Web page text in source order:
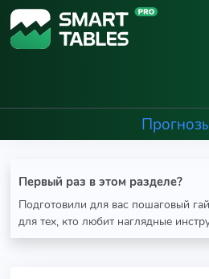
Первый раз в этом разделе?
Подготовили для вас пошаговый
для тех, кто любит наглядные